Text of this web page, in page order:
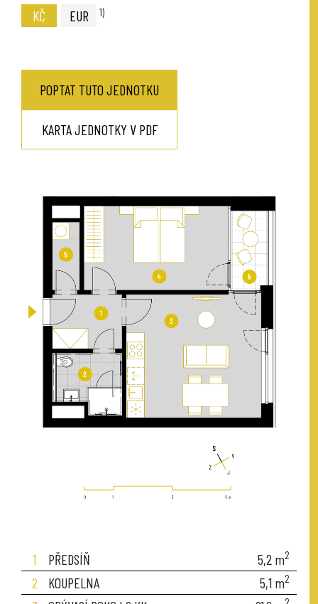
KČ EUR 1)
POPTAT TUTO JEDNOTKU
KARTA JEDNOTKY V PDF
1 PŘEDSÍŇ 5,2 m2
2 KOUPELNA 5,1 m2